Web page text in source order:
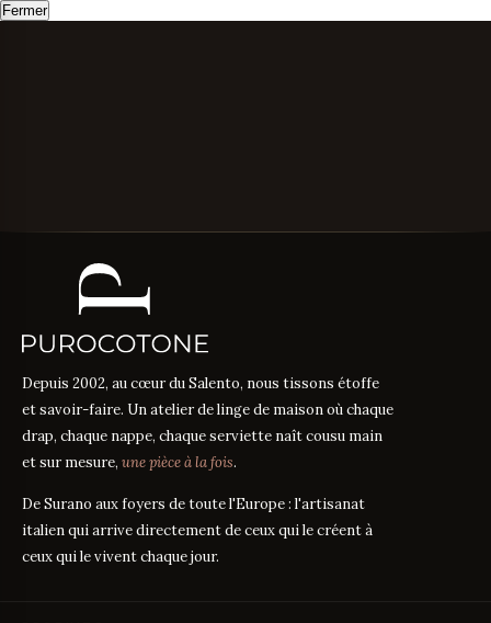
Fermer
Depuis 2002, au cœur du Salento, nous tissons étoffe
et savoir-faire. Un atelier de linge de maison où chaque
drap, chaque nappe, chaque serviette naît cousu main
et sur mesure, une pièce à la fois.
De Surano aux foyers de toute l'Europe : l'artisanat
italien qui arrive directement de ceux qui le créent à
ceux qui le vivent chaque jour.